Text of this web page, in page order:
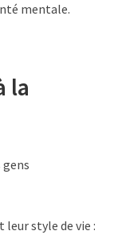
mentale.
la
style de vie :